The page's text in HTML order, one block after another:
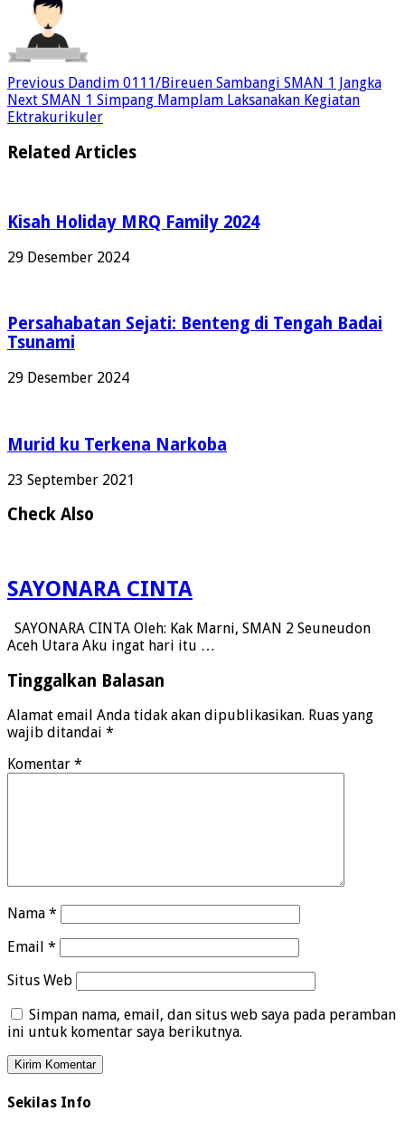
Previous Dandim 0111/Bireuen Sambangi SMAN 1 Jangka
Next SMAN 1 Simpang Mamplam Laksanakan Kegiatan
Ektrakurikuler
Related Articles
Kisah Holiday MRQ Family 2024
29 Desember 2024
Persahabatan Sejati: Benteng di Tengah Badai
Tsunami
29 Desember 2024
Murid ku Terkena Narkoba
23 September 2021
Check Also
SAYONARA CINTA
SAYONARA CINTA Oleh: Kak Marni, SMAN 2 Seuneudon
Aceh Utara Aku ingat hari itu …
Tinggalkan Balasan
Alamat email Anda tidak akan dipublikasikan. Ruas yang
wajib ditandai *
Komentar *
Nama *
Email *
Situs Web
Simpan nama, email, dan situs web saya pada peramban
ini untuk komentar saya berikutnya.
Sekilas Info